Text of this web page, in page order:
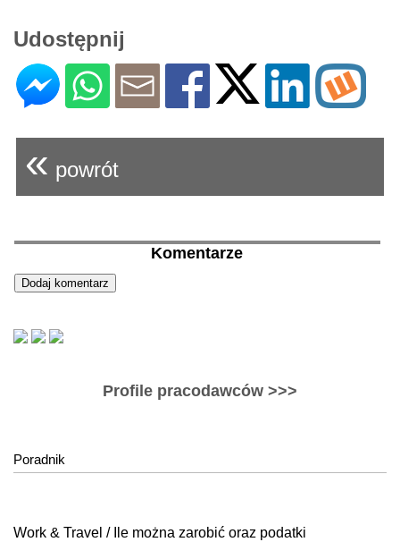
Udostępnij
« powrót
Komentarze
Profile pracodawców >>>
Poradnik
Work & Travel / Ile można zarobić oraz podatki